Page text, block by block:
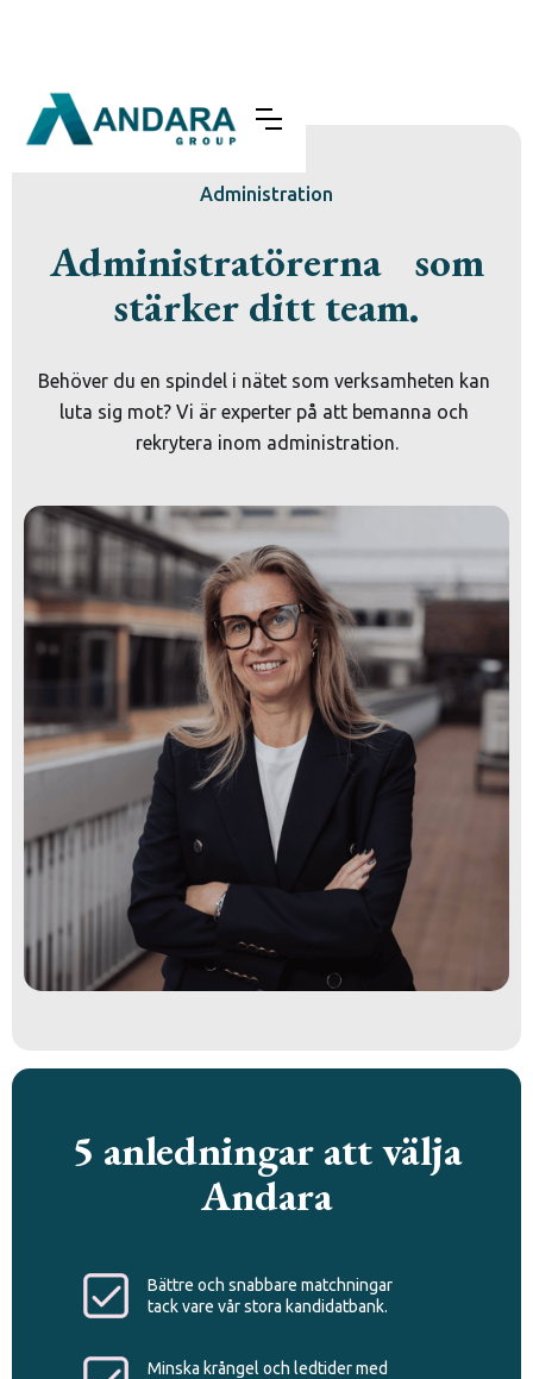
Administration
Administratörerna som
stärker ditt team.
Behöver du en spindel i nätet som verksamheten kan
luta sig mot? Vi är experter på att bemanna och
rekrytera inom administration.
5 anledningar att välja
Andara
Bättre och snabbare matchningar
tack vare vår stora kandidatbank.
Minska krångel och ledtider med